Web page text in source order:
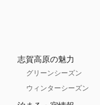
志賀高原の魅力
グリーンシーズン
ウィンターシーズン